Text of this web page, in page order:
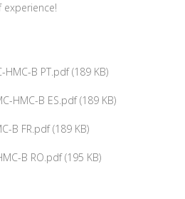
experience!
B PT.pdf (189 KB)
HMC-B ES.pdf (189 KB)
B FR.pdf (189 KB)
B RO.pdf (195 KB)